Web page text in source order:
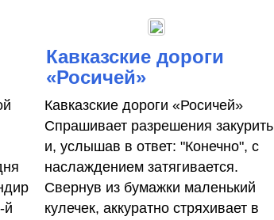
й
Кавказские дороги
«Росичей»
Кавказские дороги «Росичей»
Спрашивает разрешения закурить
и, услышав в ответ: "Конечно", с
на­слаждением затягивается.
Свернув из бумажки маленький
кулечек, аккуратно стряхивает в